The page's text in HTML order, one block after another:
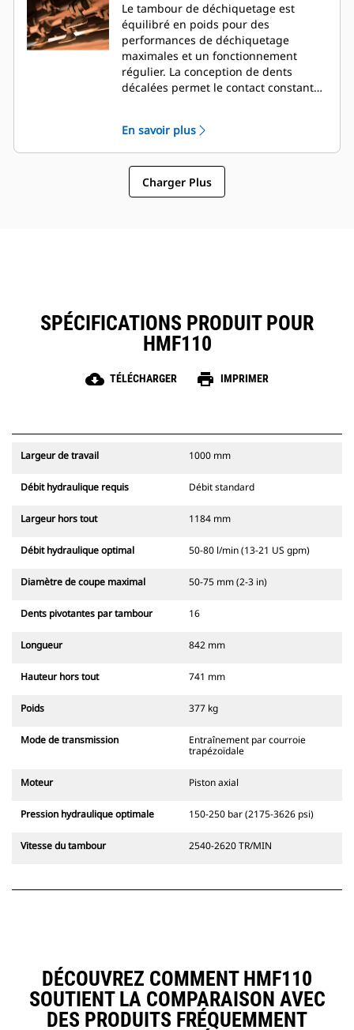
Le tambour de déchiquetage est
équilibré en poids pour des
performances de déchiquetage
maximales et un fonctionnement
régulier. La conception de dents
décalées permet le contact constant
efficaces.
En savoir plus
Charger Plus
SPÉCIFICATIONS PRODUIT POUR
HMF110
cloud_download TÉLÉCHARGER print IMPRIMER
Largeur de travail 1000 mm
Débit hydraulique requis Débit standard
Largeur hors tout 1184 mm
Débit hydraulique optimal 50-80 l/min (13-21 US gpm)
Diamètre de coupe maximal 50-75 mm (2-3 in)
Dents pivotantes par tambour 16
Longueur 842 mm
Hauteur hors tout 741 mm
Poids 377 kg
Mode de transmission
Entraînement par courroie
trapézoïdale
Moteur Piston axial
Pression hydraulique optimale 150-250 bar (2175-3626 psi)
Vitesse du tambour 2540-2620 TR/MIN
DÉCOUVREZ COMMENT HMF110
SOUTIENT LA COMPARAISON AVEC
DES PRODUITS FRÉQUEMMENT